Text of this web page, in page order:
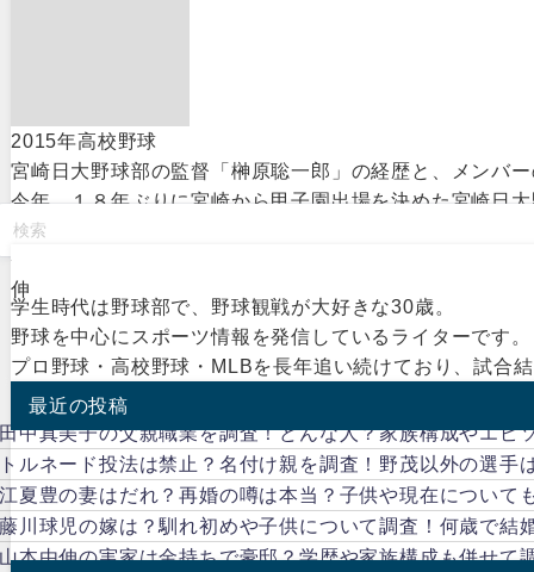
2015年高校野球
宮崎日大野球部の監督「榊原聡一郎」の経歴と、メンバ
今年、１８年ぶりに宮崎から甲子園出場を決めた宮崎日
伸
学生時代は野球部で、野球観戦が大好きな30歳。
野球を中心にスポーツ情報を発信しているライターです。
プロ野球・高校野球・MLBを長年追い続けており、試合
最近の投稿
中真美子の父親職業を調査！どんな人？家族構成やエピ
ルネード投法は禁止？名付け親を調査！野茂以外の選手
夏豊の妻はだれ？再婚の噂は本当？子供や現在について
川球児の嫁は？馴れ初めや子供について調査！何歳で結
本由伸の実家は金持ちで豪邸？学歴や家族構成も併せて